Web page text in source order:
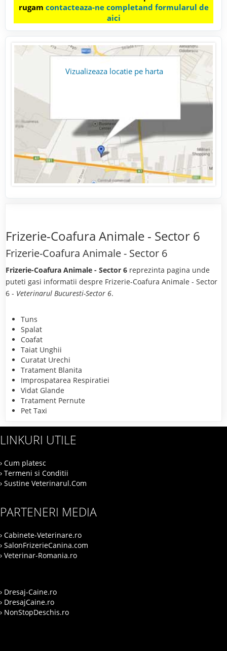
rugam contacteaza-ne completand formularul de
aici
Vizualizeaza locatie pe harta
Frizerie-Coafura Animale - Sector 6
Frizerie-Coafura Animale - Sector 6
Frizerie-Coafura Animale - Sector 6 reprezinta pagina unde
puteti gasi informatii despre Frizerie-Coafura Animale - Sector
6 - Veterinarul Bucuresti-Sector 6.
Tuns
Spalat
Coafat
Taiat Unghii
Curatat Urechi
Tratament Blanita
Improspatarea Respiratiei
Vidat Glande
Tratament Pernute
Pet Taxi
LINKURI UTILE
› Cum platesc
› Termeni si Conditii
› Sustine Veterinarul.Com
PARTENERI MEDIA
› Cabinete-Veterinare.ro
› SalonFrizerieCanina.com
› Veterinar-Romania.ro
› Dresaj-Caine.ro
› DresajCaine.ro
› NonStopDeschis.ro